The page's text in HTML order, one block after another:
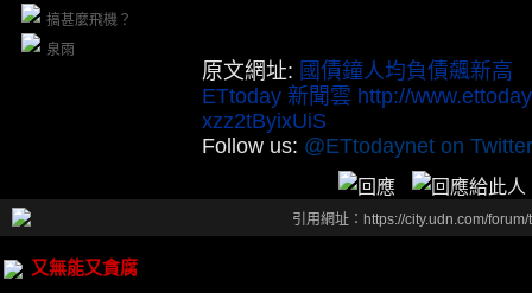
搞甚麼飛機？
泉雨
原文網址: 國債鐘人均負債飆新高
ETtoday 新聞雲 http://
xzz2tByixUiS
Follow us: @ETtodaynet on Twitter
引用網址：https://city.udn.com/
又無能又貪腐